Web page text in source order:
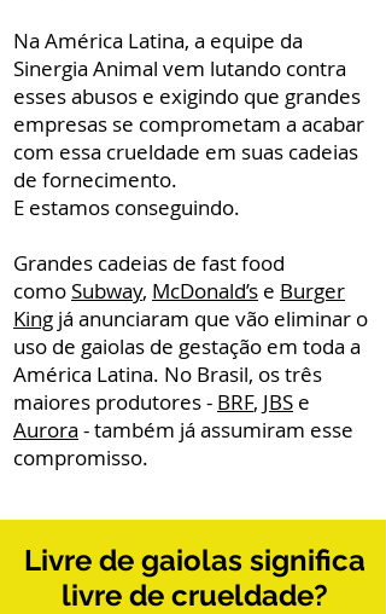
Na América Latina, a equipe da
Sinergia Animal vem lutando contra
esses abusos e exigindo que grandes
empresas se comprometam a acabar
com essa crueldade em suas cadeias
de fornecimento.
E estamos conseguindo.
Grandes cadeias de fast food
como Subway, McDonald’s e Burger
King já anunciaram que vão eliminar o
uso de gaiolas de gestação em toda a
América Latina. No Brasil, os três
maiores produtores - BRF, JBS e
Aurora - também já assumiram esse
compromisso.
Livre de gaiolas significa
livre de crueldade?